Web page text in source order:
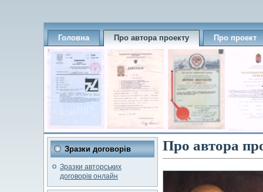
Головна Про автора проекту Про проект
Зразки договорів
Зразки авторських
договорів онлайн
Про автора